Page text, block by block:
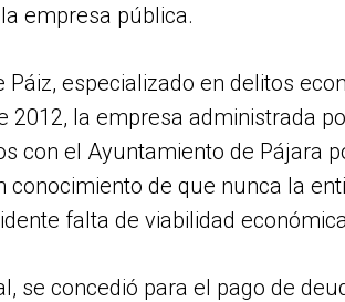
empresa pública.
especializado en delitos
2012, la empresa administrada
con el Ayuntamiento de Pájara
conocimiento de que nunca la
falta de viabilidad
se concedió para el pago de